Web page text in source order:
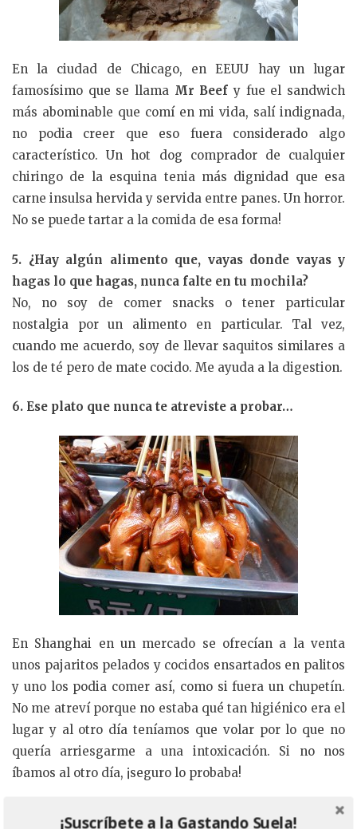
En la ciudad de Chicago, en EEUU hay un lugar
famosísimo que se llama Mr Beef y fue el sandwich
más abominable que comí en mi vida, salí indignada,
no podia creer que eso fuera considerado algo
característico. Un hot dog comprador de cualquier
chiringo de la esquina tenia más dignidad que esa
carne insulsa hervida y servida entre panes. Un horror.
No se puede tartar a la comida de esa forma!
5. ¿Hay algún alimento que, vayas donde vayas y
hagas lo que hagas, nunca falte en tu mochila?
No, no soy de comer snacks o tener particular
nostalgia por un alimento en particular. Tal vez,
cuando me acuerdo, soy de llevar saquitos similares a
los de té pero de mate cocido. Me ayuda a la digestion.
6. Ese plato que nunca te atreviste a probar…
En Shanghai en un mercado se ofrecían a la venta
unos pajaritos pelados y cocidos ensartados en palitos
y uno los podia comer así, como si fuera un chupetín.
No me atreví porque no estaba qué tan higiénico era el
lugar y al otro día teníamos que volar por lo que no
quería arriesgarme a una intoxicación. Si no nos
íbamos al otro día, ¡seguro lo probaba!
7. ¿Qué comida echas más de menos de tu ciudad
¡Suscríbete a la Gastando Suela!